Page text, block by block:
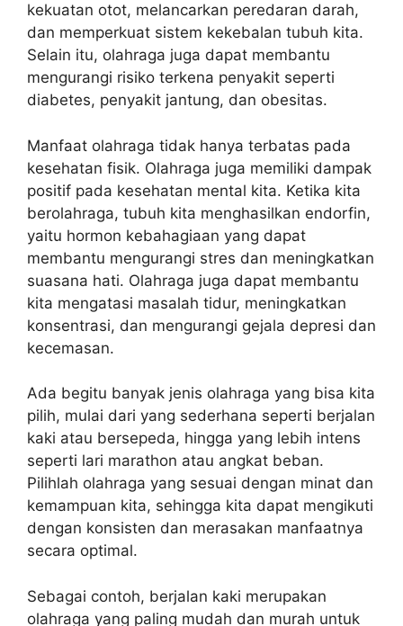
kekuatan otot, melancarkan peredaran darah,
dan memperkuat sistem kekebalan tubuh kita.
Selain itu, olahraga juga dapat membantu
mengurangi risiko terkena penyakit seperti
diabetes, penyakit jantung, dan obesitas.
Manfaat olahraga tidak hanya terbatas pada
kesehatan fisik. Olahraga juga memiliki dampak
positif pada kesehatan mental kita. Ketika kita
berolahraga, tubuh kita menghasilkan endorfin,
yaitu hormon kebahagiaan yang dapat
membantu mengurangi stres dan meningkatkan
suasana hati. Olahraga juga dapat membantu
kita mengatasi masalah tidur, meningkatkan
konsentrasi, dan mengurangi gejala depresi dan
kecemasan.
Ada begitu banyak jenis olahraga yang bisa kita
pilih, mulai dari yang sederhana seperti berjalan
kaki atau bersepeda, hingga yang lebih intens
seperti lari marathon atau angkat beban.
Pilihlah olahraga yang sesuai dengan minat dan
kemampuan kita, sehingga kita dapat mengikuti
dengan konsisten dan merasakan manfaatnya
secara optimal.
Sebagai contoh, berjalan kaki merupakan
olahraga yang paling mudah dan murah untuk